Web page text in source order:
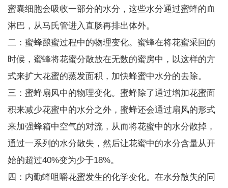
蜜囊细胞会吸收一部分的水分，这些水分通过蜜蜂的血
淋巴，从马氏管进入直肠再排出体外。
二：蜜蜂酿蜜过程中的物理变化。蜜蜂在将花蜜采回的
时候，蜜蜂将花蜜分散放在无数的蜜房中，以这样的方
式来扩大花蜜的蒸发面积，加快蜂蜜中水分的去除。
三：蜜蜂扇风中的物理变化。蜜蜂除了通过增加花蜜面
积来减少花蜜中的水分之外，蜜蜂还会通过扇风的形式
来加强蜂箱中空气的对流，从而将花蜜中的水分散掉，
通过一系列的水分散失，然后让花蜜中的水分含量从开
始的超过40%变为少于18%。
四：内勤蜂咀嚼花蜜发生的化学变化。在水分散失的同